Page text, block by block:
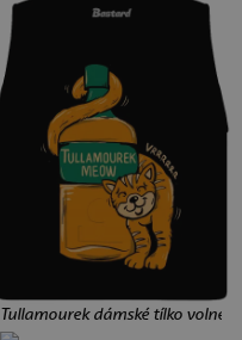
Tullamourek dámské tílko volné